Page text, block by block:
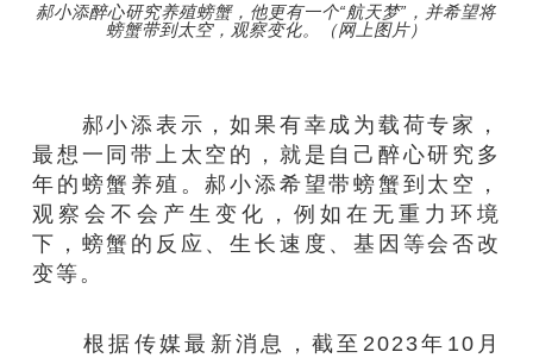
郝小添醉心研究养殖螃蟹，他更有一个“航天梦”，并希望将
螃蟹带到太空，观察变化。（网上图片）
郝小添表示，如果有幸成为载荷专家，
最想一同带上太空的，就是自己醉心研究多
年的螃蟹养殖。郝小添希望带螃蟹到太空，
观察会不会产生变化，例如在无重力环境
下，螃蟹的反应、生长速度、基因等会否改
变等。
根据传媒最新消息，截至2023年10月